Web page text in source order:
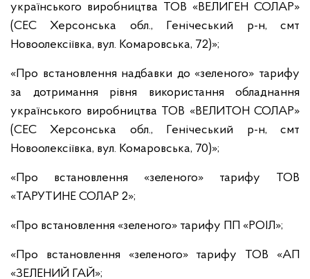
українського виробництва ТОВ «ВЕЛИГЕН СОЛАР»
(СЕС Херсонська обл., Генічеський р-н, смт
Новоолексіївка, вул. Комаровська, 72)»;
«Про встановлення надбавки до «зеленого» тарифу
за дотримання рівня використання обладнання
українського виробництва ТОВ «ВЕЛИТОН СОЛАР»
(СЕС Херсонська обл., Генічеський р-н, смт
Новоолексіївка, вул. Комаровська, 70)»;
«Про встановлення «зеленого» тарифу ТОВ
«ТАРУТИНЕ СОЛАР 2»;
«Про встановлення «зеленого» тарифу ПП «РОІЛ»;
«Про встановлення «зеленого» тарифу ТОВ «АП
«ЗЕЛЕНИЙ ГАЙ»;